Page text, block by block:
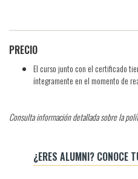
PRECIO
El curso junto con el certificado
íntegramente en el momento de
Consulta información detallada sobre la
¿ERES ALUMNI? CONOCE